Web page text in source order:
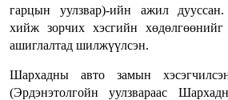
гарцын уулзвар)-ийн ажил дууссан.
хийж зорчих хэсгийн
ашиглалтад шилжүүлсэн.
Шархадны авто замын
(Эрдэнэтолгойн уулзвараас